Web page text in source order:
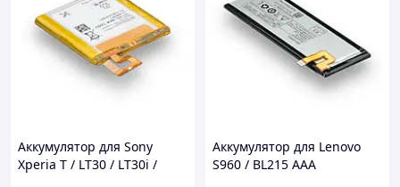
Аккумулятор для Sony
Xperia T / LT30 / LT30i /
Аккумулятор для Lenovo
S960 / BL215 AAA